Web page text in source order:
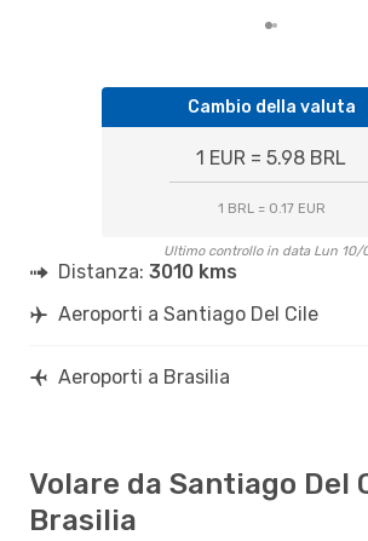
Cambio della valuta
1 EUR = 5.98 BRL
1 BRL = 0.17 EUR
Ultimo controllo in data Lun 10/
Distanza: 3010 kms
Aeroporti a Santiago Del Cile
Aeroporti a Brasilia
Volare da Santiago Del
Brasilia